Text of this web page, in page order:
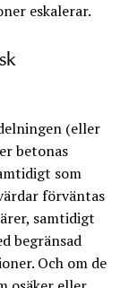
eskalerar.
(eller
betonas
som
förväntas
samtidigt
begränsad
Och om de